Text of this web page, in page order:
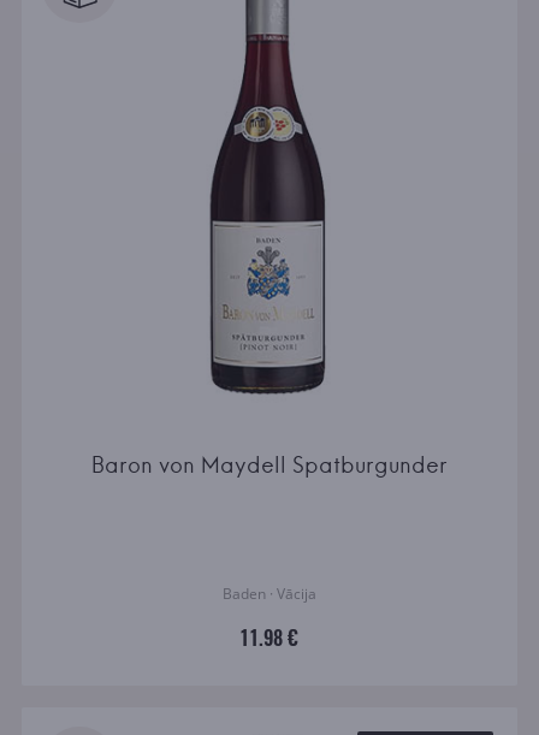
Baron von Maydell Spatburgunder
Baden · Vācija
11.98 €